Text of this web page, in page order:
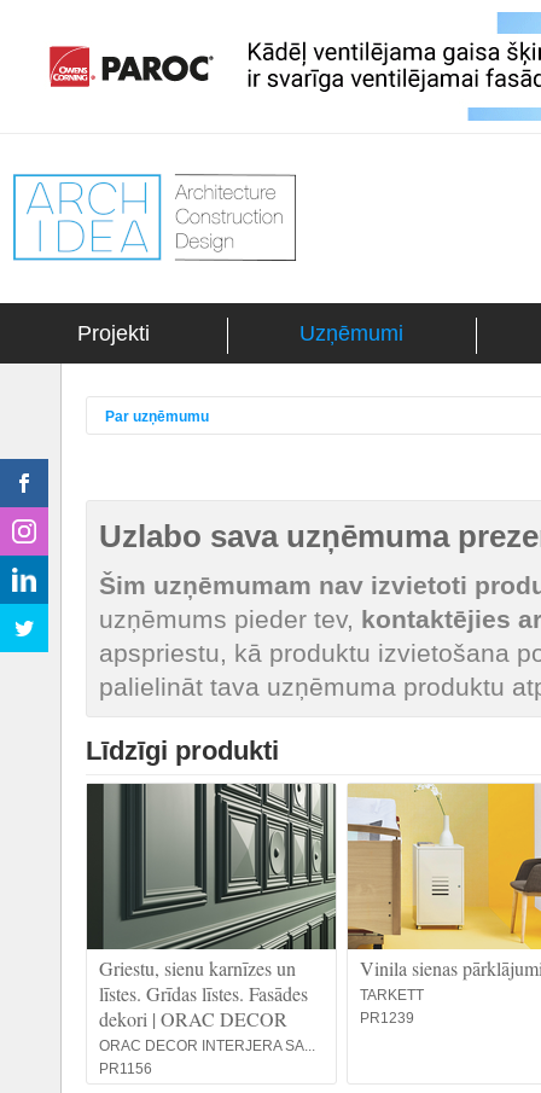
Projekti Uzņēmumi
Par uzņēmumu
Uzlabo sava uzņēmuma
Šim uzņēmumam nav izvietoti
uzņēmums pieder tev, kontaktējies
apspriestu, kā produktu izvietošana
palielināt tava uzņēmuma produktu
Līdzīgi produkti
Griestu, sienu karnīzes un
līstes. Grīdas līstes. Fasādes
dekori | ORAC DECOR
ORAC DECOR INTERJERA SA...
PR1156
Vinila sienas
TARKETT
PR1239